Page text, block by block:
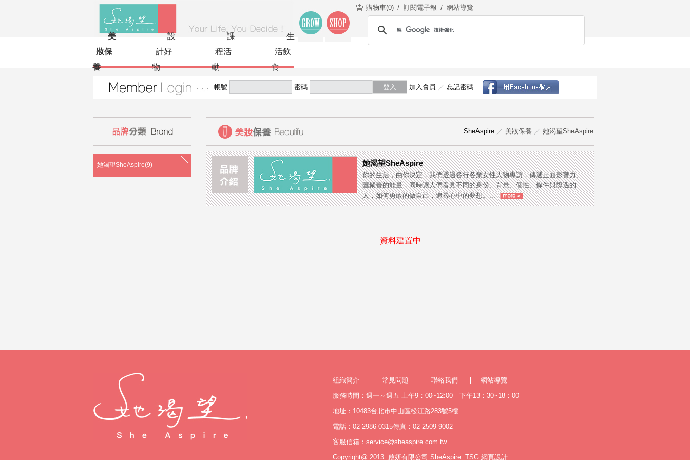
購物車(0) 訂閱電子報 網站導覽
美
妝保
養
設
計好
物
課
程活
動
生
活飲
食
帳號 密碼 登入 加入會員 ／ 忘記密碼
她渴望SheAspire(9)
SheAspire ／ 美妝保養 ／ 她渴望SheAspire
她渴望SheAspire
你的生活，由你決定，我們透過各行各業女性人物專訪，傳遞正面影響力、
匯聚善的能量，同時讓人們看見不同的身份、背景、個性、條件與際遇的
人，如何勇敢的做自己，追尋心中的夢想。...
資料建置中
組織簡介 常見問題 聯絡我們
網站導覽
服務時間：週一～週五 上午9：00~12:00 下午13：30~18：00
地址：10483台北市中山區松江路283號5樓
電話：02-2986-0315傳真：02-2509-9002
客服信箱： service@sheaspire.com.tw
Copyright@ 2013. 啟妍有限公司 SheAspire. TSG 網頁設計